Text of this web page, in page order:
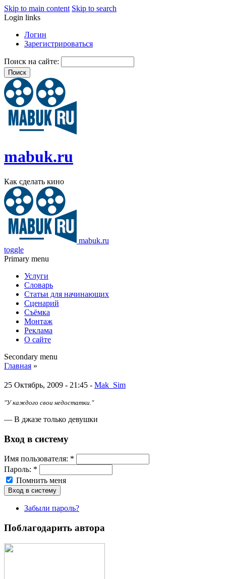
Skip to main content Skip to search
Login links
Логин
Зарегистрироваться
Поиск на сайте:
mabuk.ru
Как сделать кино
mabuk.ru
toggle
Primary menu
Услуги
Словарь
Статьи для начинающих
Сценарий
Съёмка
Монтаж
Реклама
О сайте
Secondary menu
Главная »
25 Октябрь, 2009 - 21:45 - Mak_Sim
"У каждого свои недостатки."
— В джазе только девушки
Вход в систему
Имя пoльзовaтeля: *
Пароль: *
Помнить меня
Забыли пароль?
Поблагодарить автора